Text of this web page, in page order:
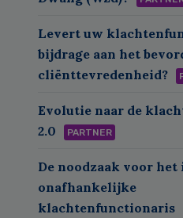
Levert uw
bijdrage aan het
cliënttevredenheid?
Evolutie naar de
2.0
PARTNER
De noodzaak voor
onafhankelijke
klachtenfunctionaris